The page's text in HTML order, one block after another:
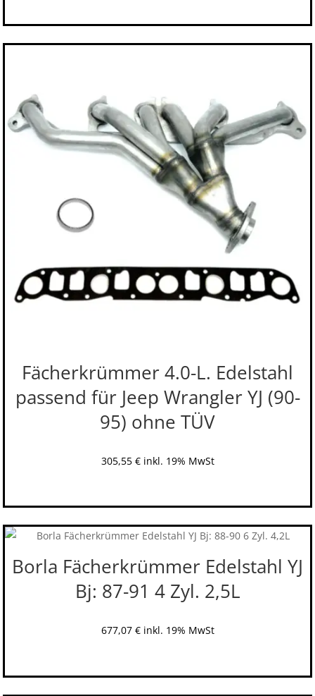
Fächerkrümmer 4.0-L. Edelstahl
passend für Jeep Wrangler YJ (90-
95) ohne TÜV
305,55 € inkl. 19% MwSt
Borla Fächerkrümmer Edelstahl YJ
Bj: 87-91 4 Zyl. 2,5L
677,07 € inkl. 19% MwSt